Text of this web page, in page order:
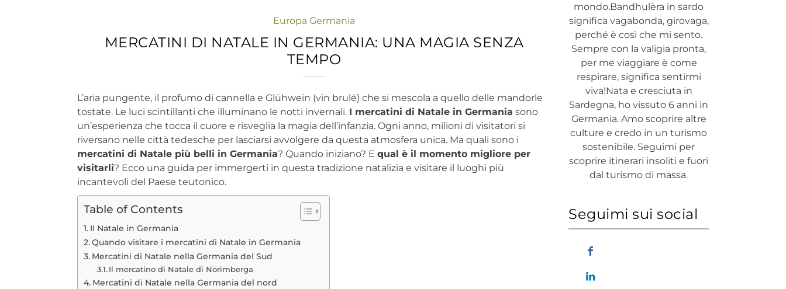
Europa Germania
MERCATINI DI NATALE IN GERMANIA: UNA MAGIA SENZA
TEMPO
L’aria pungente, il profumo di cannella e Glühwein (vin brulé) che si mescola a quello delle mandorle
tostate. Le luci scintillanti che illuminano le notti invernali. I mercatini di Natale in Germania sono
un’esperienza che tocca il cuore e risveglia la magia dell’infanzia. Ogni anno, milioni di visitatori si
riversano nelle città tedesche per lasciarsi avvolgere da questa atmosfera unica. Ma quali sono i
mercatini di Natale più belli in Germania? Quando iniziano? E qual è il momento migliore per
visitarli? Ecco una guida per immergerti in questa tradizione natalizia e visitare il luoghi più
incantevoli del Paese teutonico.
Table of Contents
Il Natale in Germania
Quando visitare i mercatini di Natale in Germania
Mercatini di Natale nella Germania del Sud
Il mercatino di Natale di Norimberga
Mercatini di Natale nella Germania del nord
mondo.Bandhulèra in sardo
significa vagabonda, girovaga,
perché è così che mi sento.
Sempre con la valigia pronta,
per me viaggiare è come
respirare, significa sentirmi
viva!Nata e cresciuta in
Sardegna, ho vissuto 6 anni in
Germania. Amo scoprire altre
culture e credo in un turismo
sostenibile. Seguimi per
scoprire itinerari insoliti e fuori
dal turismo di massa.
Seguimi sui social